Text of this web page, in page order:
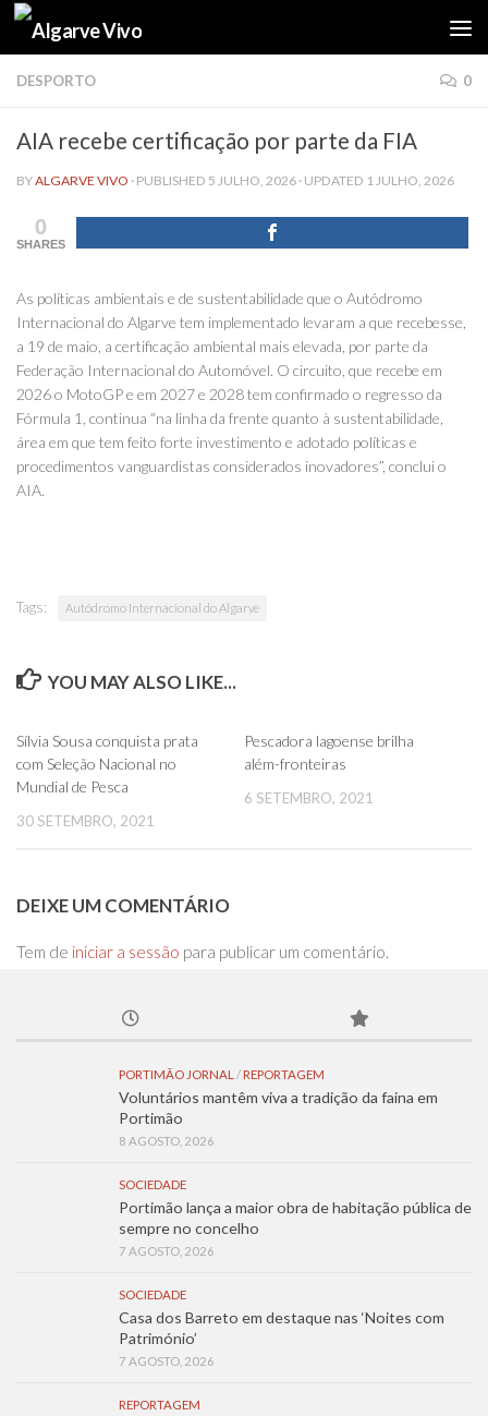
Skip to content
DESPORTO 0
AIA recebe certificação por parte da FIA
BYALGARVE VIVO · PUBLISHED 5 JULHO, 2026 · UPDATED 1 JULHO, 2026
0
SHARES
As políticas ambientais e de sustentabilidade que o Autódromo
Internacional do Algarve tem implementado levaram a que recebesse,
a 19 de maio, a certificação ambiental mais elevada, por parte da
Federação Internacional do Automóvel. O circuito, que recebe em
2026 o MotoGP e em 2027 e 2028 tem confirmado o regresso da
Fórmula 1, continua “na linha da frente quanto à sustentabilidade,
área em que tem feito forte investimento e adotado políticas e
procedimentos vanguardistas considerados inovadores”, conclui o
AIA.
Tags: Autódromo Internacional do Algarve
YOU MAY ALSO LIKE...
Sílvia Sousa conquista prata
com Seleção Nacional no
Mundial de Pesca
30 SETEMBRO, 2021
Pescadora lagoense brilha
além-fronteiras
6 SETEMBRO, 2021
DEIXE UM COMENTÁRIO
Tem de iniciar a sessão para publicar um comentário.
PORTIMÃO JORNAL / REPORTAGEM
Voluntários mantêm viva a tradição da faina em
Portimão
8 AGOSTO, 2026
SOCIEDADE
Portimão lança a maior obra de habitação pública de
sempre no concelho
7 AGOSTO, 2026
SOCIEDADE
Casa dos Barreto em destaque nas ‘Noites com
Património’
7 AGOSTO, 2026
REPORTAGEM